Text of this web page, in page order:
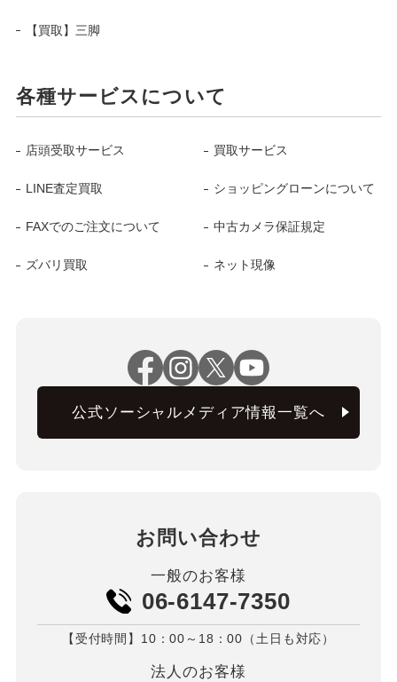
【買取】三脚
各種サービスについて
店頭受取サービス 買取サービス
LINE査定買取 ショッピングローンについて
FAXでのご注文について 中古カメラ保証規定
ズバリ買取 ネット現像
公式ソーシャルメディア情報一覧へ
お問い合わせ
一般のお客様
06-6147-7350
【受付時間】10：00～18：00（土日も対応）
法人のお客様